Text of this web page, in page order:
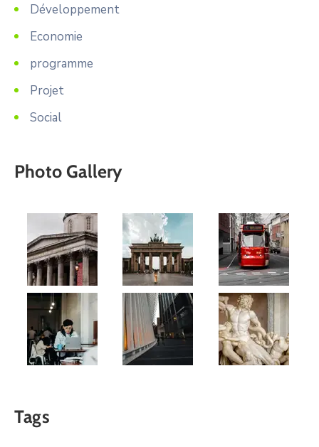
Développement
Economie
programme
Projet
Social
Photo Gallery
Tags